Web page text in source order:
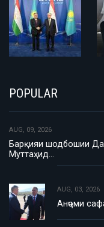
POPULAR
AUG, 09, 2026
Барқияи шодбошии
Муттаҳид…
AUG, 03, 2026
Анҷоми